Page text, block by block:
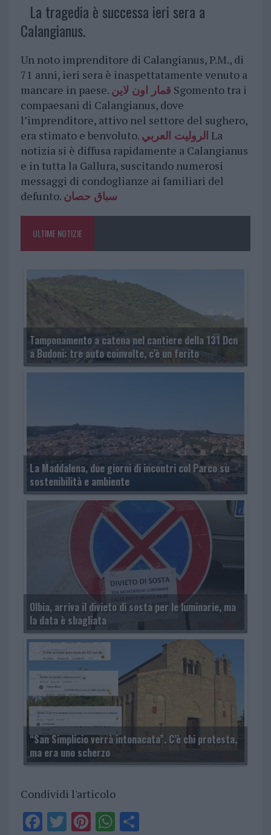
La tragedia è successa ieri sera a
Calangianus.
Un noto imprenditore di Calangianus, P.M., di
71 anni, ieri sera è inaspettatamente venuto a
mancare in paese. قمار اون لاين Sgomento tra i
compaesani di Calangianus, dove
l’imprenditore, attivo nel settore del sughero,
era stimato e benvoluto. الروليت العربي La
notizia si è diffusa rapidamente a Calangianus
e in tutta la Gallura, suscitando numerosi
messaggi di condoglianze ai familiari del
defunto. سباق حصان
ULTIME NOTIZIE
Tamponamento a catena nel cantiere della 131 Dcn
a Budoni: tre auto coinvolte, c’è un ferito
La Maddalena, due giorni di incontri col Parco su
sostenibilità e ambiente
Olbia, arriva il divieto di sosta per le luminarie, ma
la data è sbagliata
“San Simplicio verrà intonacata”. C’è chi protesta,
ma era uno scherzo
Condividi l'articolo
F T PiWS